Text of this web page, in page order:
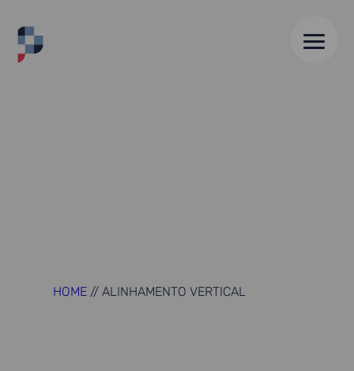
HOME //ALINHAMENTO VERTICAL